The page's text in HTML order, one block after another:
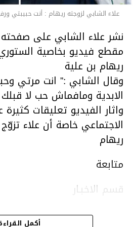
علاء الشابي لزوجته ريهام : أنت حبيبتي
نشر علاء الشابي على
مقطع فيديو بخاصية
ريهام بن علية
وقال الشابي :” انت مرتي
الابدية ومافماش حب لا
واثار الفيديو تعليقات
الاجتماعي خاصة أن علاء
ريهام
متابعة
قسم الاخبـار
أكمل